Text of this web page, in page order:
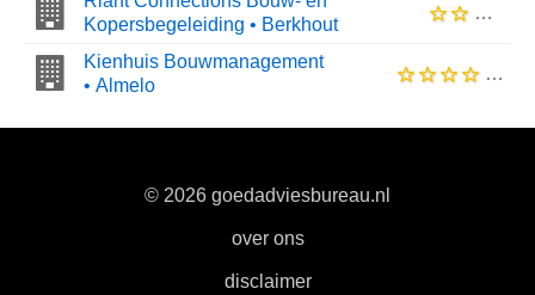
Kopersbegeleiding • Berkhout
Kienhuis Bouwmanagement
• Almelo
© 2026 goedadviesbureau.nl
over ons
disclaimer